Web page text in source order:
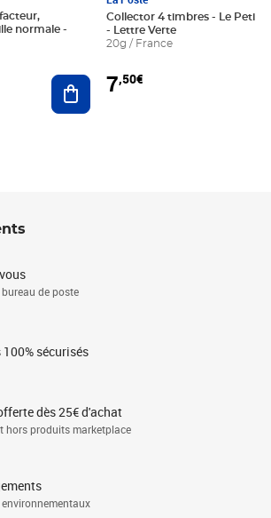
Ajouter au panier
Collector 4 timbres - Le Petit
- Lettre Verte
20g / France
7,50€
de poste
sécurisés
dès 25€ d'achat
hors produits marketplace